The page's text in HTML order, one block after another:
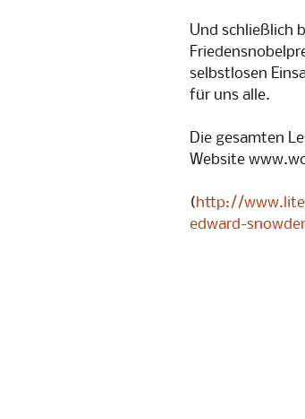
Und schließlich
selbstlosen
für uns alle.
Die gesamten
Website
(http://
edward-